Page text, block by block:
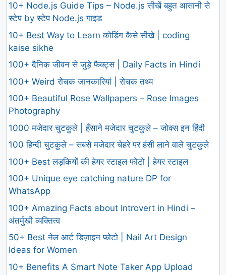
10+ Node.js Guide Tips – Node.js सीखें बहुत आसानी से
स्टेप by स्टेप Node.js गाइड
10+ Best Way to Learn कोडिंग कैसे सीखे | coding
kaise sikhe
100+ दैनिक जीवन से जुड़े फैक्ट्स | Daily Facts in Hindi
100+ Weird रोचक जानकारियां | रोचक तथ्य
100+ Beautiful Rose Wallpapers – Rose Images
Photography
1000 मजेदार चुटकुले | हँसाने मजेदार चुटकुले – जोक्स इन हिंदी
100 हिन्दी चुटकुले – सबसे मजेदार चेहरे पर हंसी लाने वाले चुटकुले
100+ Best लड़कियों की हेयर स्टाइल फोटो | हेयर स्टाइल
100+ Unique eye catching nature DP for
WhatsApp
100+ Amazing Facts about Introvert in Hindi –
अंतर्मुखी व्यक्तित्व
50+ Best नेल आर्ट डिज़ाइन फोटो | Nail Art Design
Ideas for Women
10+ Benefits A Smart Note Taker App Upload